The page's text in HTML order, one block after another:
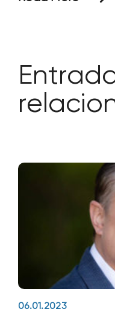
este estudio era
06.01.2023